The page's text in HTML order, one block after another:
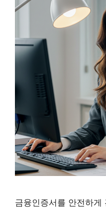
금융인증서를 안전하게